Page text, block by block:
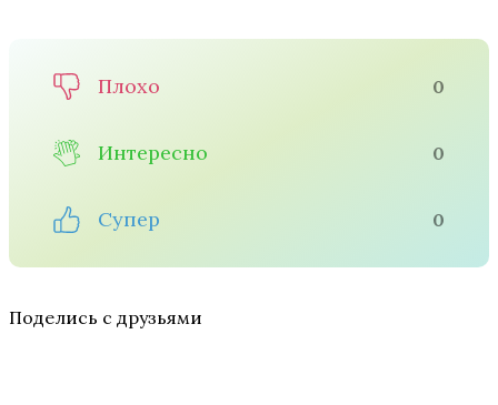
Плохо 0
Интересно 0
Супер 0
Поделись с друзьями